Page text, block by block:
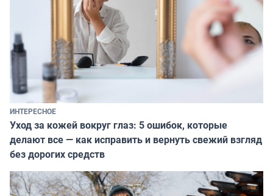
ИНТЕРЕСНОЕ
Уход за кожей вокруг глаз: 5 ошибок, которые
делают все — как исправить и вернуть свежий взгляд
без дорогих средств